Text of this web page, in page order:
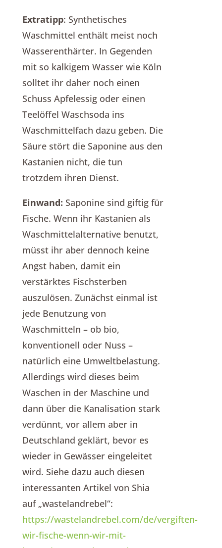
Extratipp: Synthetisches
Waschmittel enthält meist noch
Wasserenthärter. In Gegenden
mit so kalkigem Wasser wie Köln
solltet ihr daher noch einen
Schuss Apfelessig oder einen
Teelöffel Waschsoda ins
Waschmittelfach dazu geben. Die
Säure stört die Saponine aus den
Kastanien nicht, die tun
trotzdem ihren Dienst.
Einwand: Saponine sind giftig für
Fische. Wenn ihr Kastanien als
Waschmittelalternative benutzt,
müsst ihr aber dennoch keine
Angst haben, damit ein
verstärktes Fischsterben
auszulösen. Zunächst einmal ist
jede Benutzung von
Waschmitteln – ob bio,
konventionell oder Nuss –
natürlich eine Umweltbelastung.
Allerdings wird dieses beim
Waschen in der Maschine und
dann über die Kanalisation stark
verdünnt, vor allem aber in
Deutschland geklärt, bevor es
wieder in Gewässer eingeleitet
wird. Siehe dazu auch diesen
interessanten Artikel von Shia
auf „wastelandrebel“:
https://wastelandrebel.com/de/vergiften-
wir-fische-wenn-wir-mit-